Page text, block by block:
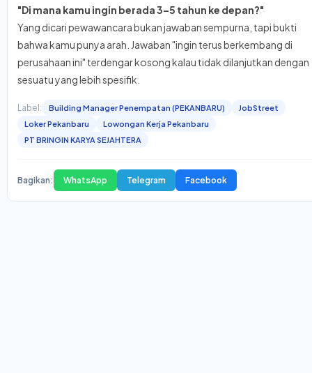
"Di mana kamu ingin berada 3–5 tahun ke depan?"
Yang dicari pewawancara bukan jawaban sempurna, tapi bukti
bahwa kamu punya arah. Jawaban "ingin terus berkembang di
perusahaan ini" terdengar kosong kalau tidak dilanjutkan dengan
sesuatu yang lebih spesifik.
Label: Building Manager Penempatan (PEKANBARU)
JobStreet
Loker Pekanbaru
Lowongan Kerja Pekanbaru
PT BRINGIN KARYA SEJAHTERA
Bagikan: WhatsApp Telegram Facebook